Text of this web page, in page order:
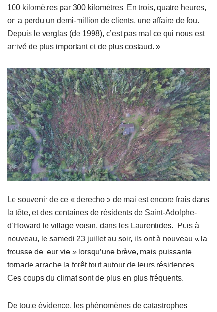
100 kilomètres par 300 kilomètres. En trois, quatre heures,
on a perdu un demi-million de clients, une affaire de fou.
Depuis le verglas (de 1998), c’est pas mal ce qui nous est
arrivé de plus important et de plus costaud. »
Le souvenir de ce « derecho » de mai est encore frais dans
la tête, et des centaines de résidents de Saint-Adolphe-
d’Howard le village voisin, dans les Laurentides. Puis à
nouveau, le samedi 23 juillet au soir, ils ont à nouveau « la
frousse de leur vie » lorsqu’une brève, mais puissante
tornade arrache la forêt tout autour de leurs résidences.
Ces coups du climat sont de plus en plus fréquents.
De toute évidence, les phénomènes de catastrophes